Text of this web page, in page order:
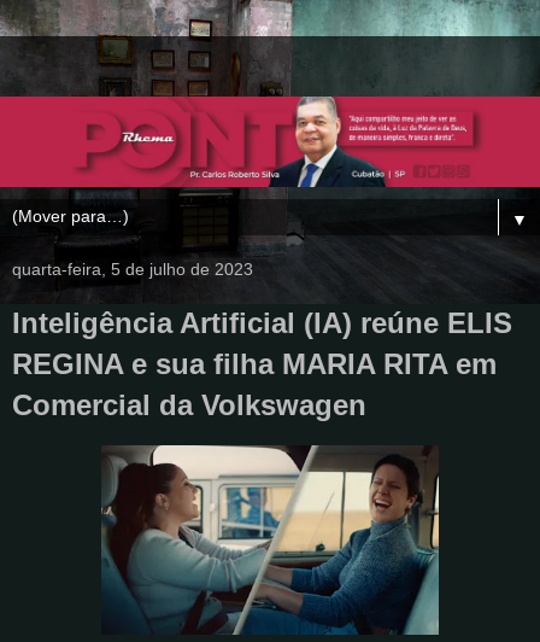
▼
quarta-feira, 5 de julho de 2023
Inteligência Artificial (IA) reúne ELIS
REGINA e sua filha MARIA RITA em
Comercial da Volkswagen